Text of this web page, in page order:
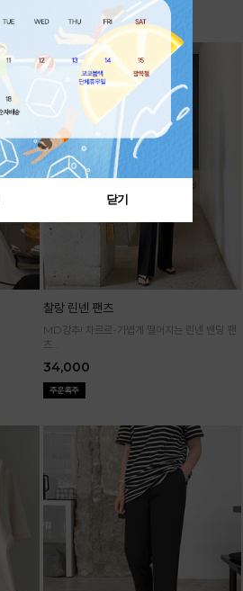
찰랑 린넨 팬츠
MD강추! 차르르-가볍게 떨어지는 린넨 밴딩 팬
츠
34,000
닫기